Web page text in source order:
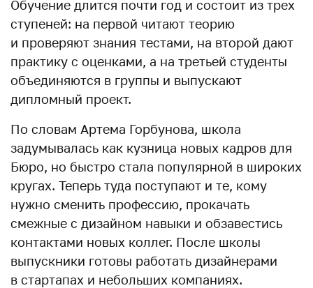
Обучение длится почти год и состоит из трех
ступеней: на первой читают теорию
и проверяют знания тестами, на второй дают
практику с оценками, а на третьей студенты
объединяются в группы и выпускают
дипломный проект.
По словам Артема Горбунова, школа
задумывалась как кузница новых кадров для
Бюро, но быстро стала популярной в широких
кругах. Теперь туда поступают и те, кому
нужно сменить профессию, прокачать
смежные с дизайном навыки и обзавестись
контактами новых коллег. После школы
выпускники готовы работать дизайнерами
в стартапах и небольших компаниях.